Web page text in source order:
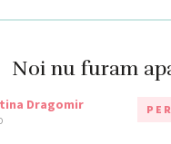
Noi nu furam
Dragomir